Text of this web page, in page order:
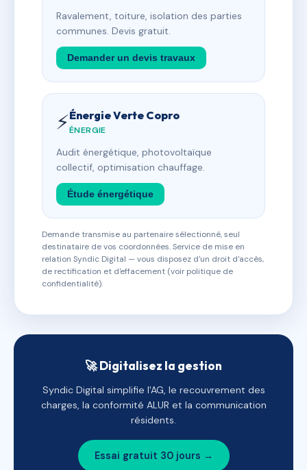
Ravalement, toiture, isolation des parties
communes. Devis gratuit.
Demander un devis travaux
⚡Énergie Verte Copro
ÉNERGIE
Audit énergétique, photovoltaïque
collectif, optimisation chauffage.
Étude énergétique
Demande transmise au partenaire sélectionné, seul
destinataire de vos coordonnées. Service de mise en
relation Syndic Digital — vous disposez d'un droit d'accès,
de rectification et d'effacement (voir politique de
confidentialité).
🚀 Digitalisez la gestion
Syndic Digital simplifie l'AG, le recouvrement des
charges, la conformité ALUR et la communication
résidents.
Essai gratuit 30 jours →